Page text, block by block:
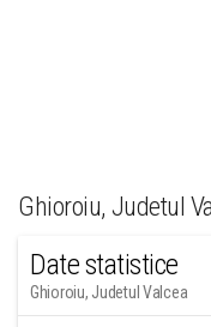
Ghioroiu, Judetul
Date statistice
Ghioroiu, Judetul Valcea